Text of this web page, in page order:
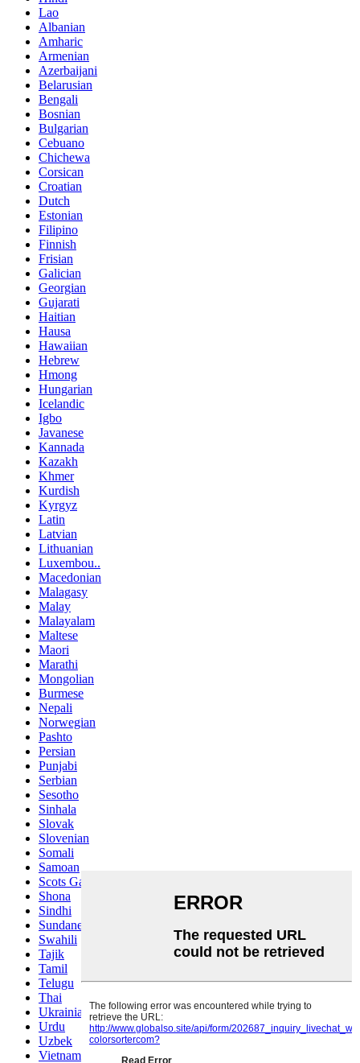
Lao
Albanian
Amharic
Armenian
Azerbaijani
Belarusian
Bengali
Bosnian
Bulgarian
Cebuano
Chichewa
Corsican
Croatian
Dutch
Estonian
Filipino
Finnish
Frisian
Galician
Georgian
Gujarati
Haitian
Hausa
Hawaiian
Hebrew
Hmong
Hungarian
Icelandic
Igbo
Javanese
Kannada
Kazakh
Khmer
Kurdish
Kyrgyz
Latin
Latvian
Lithuanian
Luxembou..
Macedonian
Malagasy
Malay
Malayalam
Maltese
Maori
Marathi
Mongolian
Burmese
Nepali
Norwegian
Pashto
Persian
Punjabi
Serbian
Sesotho
Sinhala
Slovak
Slovenian
Somali
Samoan
Scots Gaelic
Shona
Sindhi
Sundanese
Swahili
Tajik
Tamil
Telugu
Thai
Ukrainian
Urdu
Uzbek
Vietnamese